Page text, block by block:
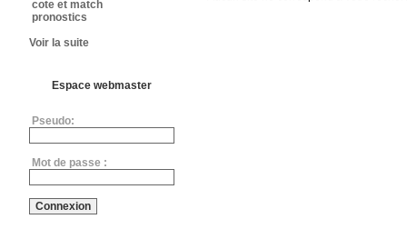
cote et match
pronostics
Voir la suite
Espace webmaster
Pseudo:
Mot de passe :